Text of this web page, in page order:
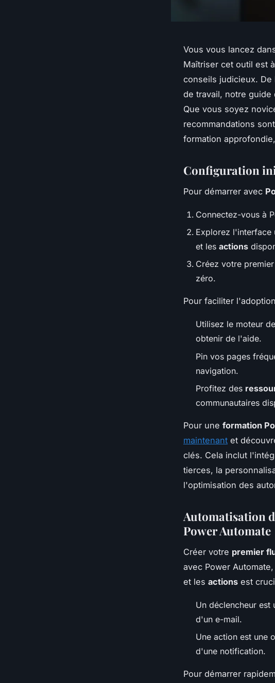
Vous vous lancez
Maîtriser cet outil est
conseils judicieux.
de travail, notre
Que vous soyez
recommandations
formation
Configuration
Pour démarrer avec
Connectez-vous à
Explorez l'interface
et les actions
Créez votre
zéro.
Pour faciliter
Utilisez le moteur
obtenir de l'aide.
Pin vos pages
navigation.
Profitez des
communautaires
Pour une formation
maintenant et
clés. Cela inclut
tierces, la
l'optimisation des
Automatisation
Power Automate
Créer votre premier
avec Power
et les actions est
Un déclencheur
d'un e-mail.
Une action est une
d'une notification.
Pour démarrer